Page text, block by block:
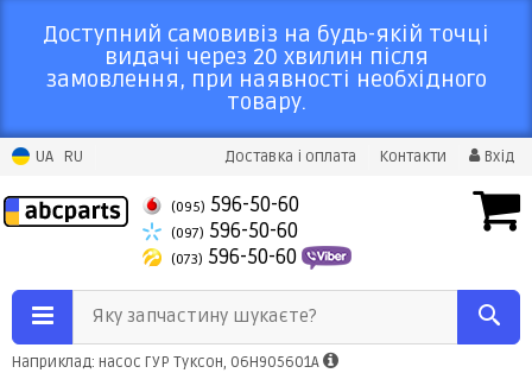
Доступний самовивіз на будь-якій точці
видачі через 20 хвилин після
замовлення, при наявності необхідного
товару.
UA RU Доставка і оплата Контакти Вхід
(095) 596-50-60
(097) 596-50-60
(073) 596-50-60
Яку запчастину шукаєте?
Наприклад: насос ГУР Туксон, 06H905601A